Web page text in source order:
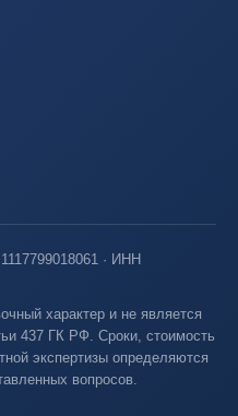
· ИНН
характер и не является
437 ГК РФ. Сроки, стоимость
экспертизы определяются
вопросов.